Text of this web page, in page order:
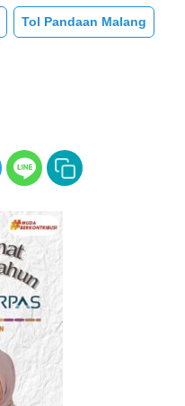
Tol Pandaan Malang